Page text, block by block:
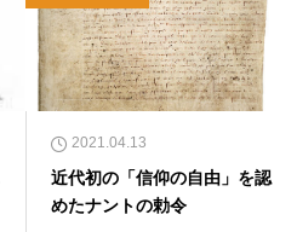
2021.04.13
近代初の「信仰の自由」を認
めたナントの勅令